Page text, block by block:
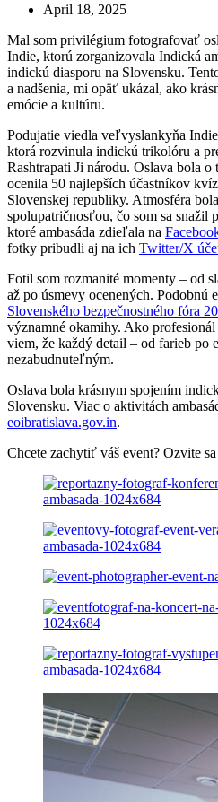
April 18, 2025
Mal som privilégium fotografovať
Indie, ktorú zorganizovala Indická
indickú diasporu na Slovensku.
a nadšenia, mi opäť ukázal, ako
emócie a kultúru.
Podujatie viedla veľvyslankyňa
ktorá rozvinula indickú trikolóru a
Rashtrapati Ji národu. Oslava bola o
ocenila 50 najlepších účastníkov
Slovenskej republiky. Atmosféra
spolupatričnosťou, čo som sa snažil
ktoré ambasáda zdieľala na
fotky pribudli aj na ich Twitter/X
Fotil som rozmanité momenty – od
až po úsmevy ocenených. Podobnú
Slovenského bezpečnostného fóra
významné okamihy. Ako profesionál
viem, že každý detail – od farieb po
nezabudnuteľným.
Oslava bola krásnym spojením
Slovensku. Viac o aktivitách
eoibratislava.gov.in.
Chcete zachytiť váš event? Ozvite